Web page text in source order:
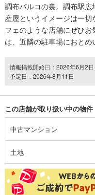
調布パルコの裏。調布駅
産屋というイメージは一
フェのような店舗にぜひ
は、近隣の駐車場におとめ
情報掲載開始日：2026年6月2
予定日：2026年8月11日
この店舗が取り扱い中の物件
中古マンション
土地